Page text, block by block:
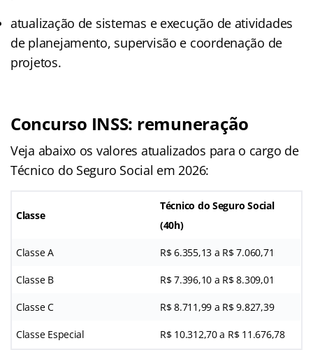
atualização de sistemas e execução de atividades
de planejamento, supervisão e coordenação de
projetos.
Concurso INSS: remuneração
Veja abaixo os valores atualizados para o cargo de
Técnico do Seguro Social em 2026:
Classe
Técnico do Seguro Social
(40h)
Classe A R$ 6.355,13 a R$ 7.060,71
Classe B R$ 7.396,10 a R$ 8.309,01
Classe C R$ 8.711,99 a R$ 9.827,39
Classe Especial R$ 10.312,70 a R$ 11.676,78